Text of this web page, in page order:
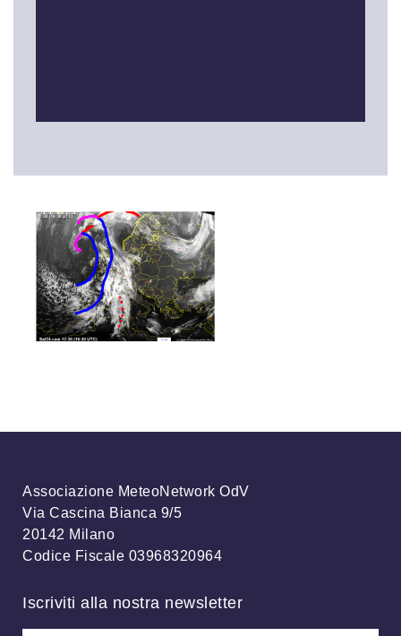
Associazione MeteoNetwork OdV
Via Cascina Bianca 9/5
20142 Milano
Codice Fiscale 03968320964
Iscriviti alla nostra newsletter